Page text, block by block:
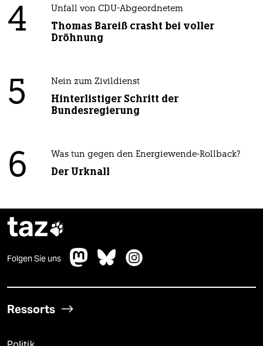
4 Unfall von CDU-Abgeordnetem
Thomas Bareiß crasht bei voller
Dröhnung
5 Nein zum Zivildienst
Hinterlistiger Schritt der
Bundesregierung
6 Was tun gegen den Energiewende-Rollback?
Der Urknall
taz
Folgen Sie uns
Ressorts